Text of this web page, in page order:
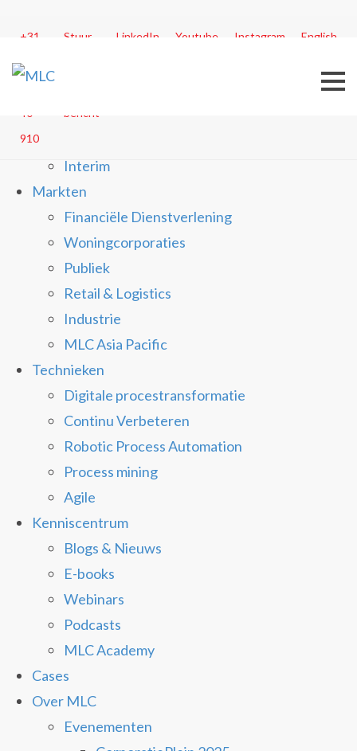
+31
30
40
910
Stuur
bericht
LinkedIn Youtube Instagram English
Menu
Customer Experience Management
Interim
Markten
Financiële Dienstverlening
Woningcorporaties
Publiek
Retail & Logistics
Industrie
MLC Asia Pacific
Technieken
Digitale procestransformatie
Continu Verbeteren
Robotic Process Automation
Process mining
Agile
Kenniscentrum
Blogs & Nieuws
E-books
Webinars
Podcasts
MLC Academy
Cases
Over MLC
Evenementen